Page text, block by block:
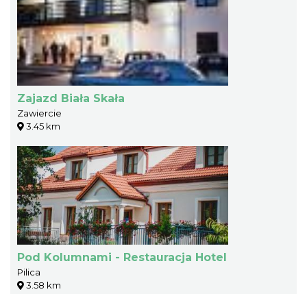
Zajazd Biała Skała
Zawiercie
3.45 km
Pod Kolumnami - Restauracja Hotel
Pilica
3.58 km